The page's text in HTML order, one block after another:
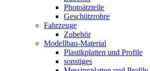
Photoätzteile
Geschützrohre
Fahrzeuge
Zubehör
Modellbau-Material
Plastikplatten und Profile
sonstiges